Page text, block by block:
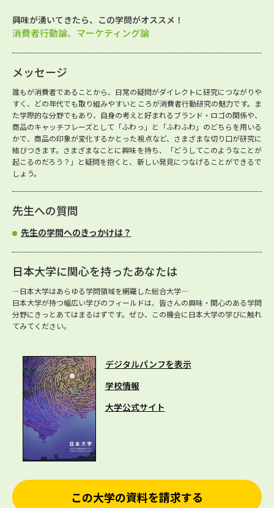
興味が湧いてきたら、この学問がオススメ！
消費者行動論、マーケティング論
メッセージ
誰もが消費者であることから、日常の疑問がダイレクトに研究につながりや
すく、どの年代でも取り組みやすいところが消費者行動研究の魅力です。ま
た学際的な分野でもあり、自身の考えと好まれるブランド・ロゴの関係や、
商品のキャッチフレーズとして「ふわっ」と「ふわふわ」のどちらを用いる
かで、商品の印象が変化するかとった視点など、さまざまな切り口が研究に
結びつきます。さまざまなことに興味を持ち、「どうしてこのようなことが
起こるのだろう？」と疑問を抱くと、新しい発見につなげることができるで
しょう。
先生への質問
先生の学問へのきっかけは？
日本大学に関心を持ったあなたは
―日本大学はあらゆる学問領域を網羅した総合大学―
日本大学が持つ幅広い学びのフィールドは、皆さんの興味・関心のある学問
分野にきっとあてはまるはずです。ぜひ、この機会に日本大学の学びに触れ
てみてください。
デジタルパンフを表示
学校情報
大学公式サイト
この大学の資料を請求する